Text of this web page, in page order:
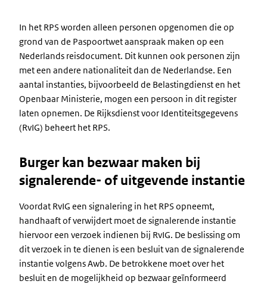
In het RPS worden alleen personen opgenomen die op
grond van de Paspoortwet aanspraak maken op een
Nederlands reisdocument. Dit kunnen ook personen zijn
met een andere nationaliteit dan de Nederlandse. Een
aantal instanties, bijvoorbeeld de Belastingdienst en het
Openbaar Ministerie, mogen een persoon in dit register
laten opnemen. De Rijksdienst voor Identiteitsgegevens
(RvIG) beheert het RPS.
Burger kan bezwaar maken bij
signalerende- of uitgevende instantie
Voordat RvIG een signalering in het RPS opneemt,
handhaaft of verwijdert moet de signalerende instantie
hiervoor een verzoek indienen bij RvIG. De beslissing om
dit verzoek in te dienen is een besluit van de signalerende
instantie volgens Awb. De betrokkene moet over het
besluit en de mogelijkheid op bezwaar geïnformeerd